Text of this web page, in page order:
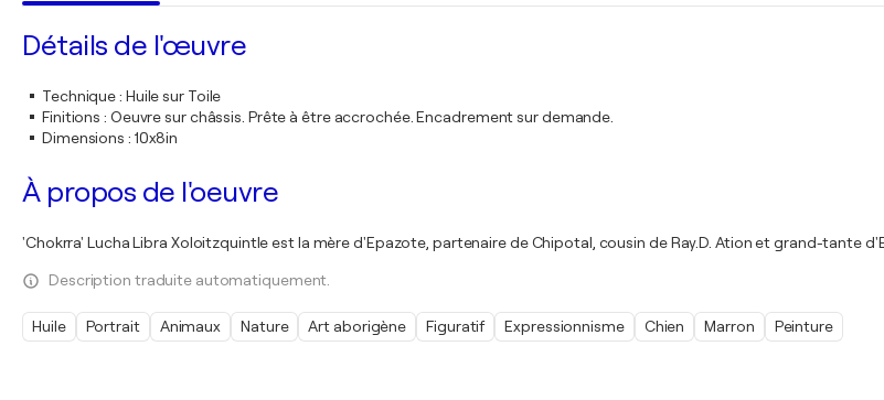
Détails de l'œuvre
Technique: Huile sur Toile
Finitions : Oeuvre sur châssis. Prête à être accrochée. Encadrement sur demande.
Dimensions : 10x8in
À propos de l'oeuvre
'Chokrra' Lucha Libra Xoloitzquintle est la mère d'Epazote, partenaire de Chipotal, cousin de Ray.D. Ation et grand-tante
Description traduite automatiquement.
Huile Portrait Animaux Nature Art aborigène Figuratif Expressionnisme Chien Marron Peinture